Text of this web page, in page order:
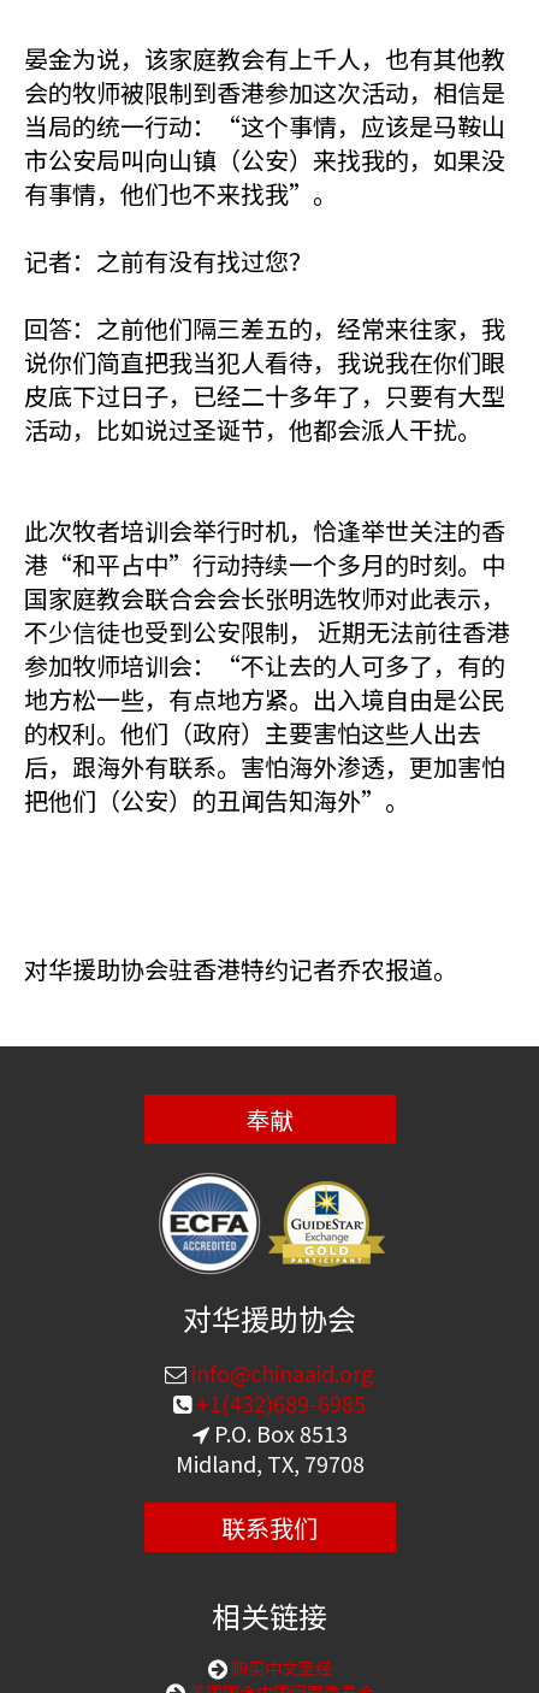
晏金为说，该家庭教会有上千人，也有其他教
会的牧师被限制到香港参加这次活动，相信是
当局的统一行动：“这个事情，应该是马鞍山
市公安局叫向山镇（公安）来找我的，如果没
有事情，他们也不来找我”。
记者：之前有没有找过您？
回答：之前他们隔三差五的，经常来往家，我
说你们简直把我当犯人看待，我说我在你们眼
皮底下过日子，已经二十多年了，只要有大型
活动，比如说过圣诞节，他都会派人干扰。
此次牧者培训会举行时机，恰逢举世关注的香
港“和平占中”行动持续一个多月的时刻。中
国家庭教会联合会会长张明选牧师对此表示，
不少信徒也受到公安限制， 近期无法前往香港
参加牧师培训会：“不让去的人可多了，有的
地方松一些，有点地方紧。出入境自由是公民
的权利。他们（政府）主要害怕这些人出去
后，跟海外有联系。害怕海外渗透，更加害怕
把他们（公安）的丑闻告知海外”。
对华援助协会驻香港特约记者乔农报道。
奉献
对华援助协会
info@chinaaid.org
+1(432)689-6985
P.O. Box 8513
Midland, TX, 79708
联系我们
相关链接
购买中文圣经